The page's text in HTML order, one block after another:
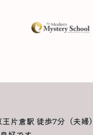
片倉駅 徒歩7分（夫婦）